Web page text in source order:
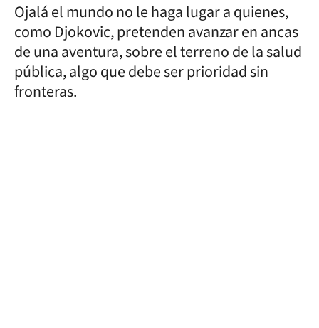
Ojalá el mundo no le haga lugar a quienes,
como Djokovic, pretenden avanzar en ancas
de una aventura, sobre el terreno de la salud
pública, algo que debe ser prioridad sin
fronteras.